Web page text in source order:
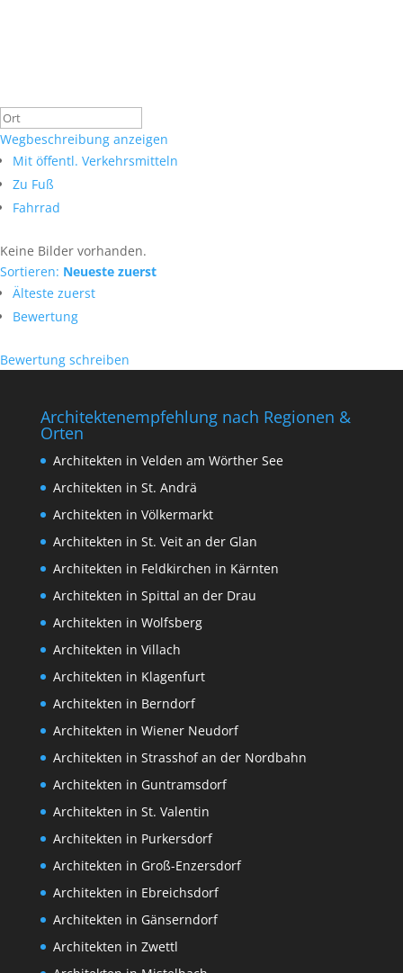
Wegbeschreibung anzeigen
Mit öffentl. Verkehrsmitteln
Zu Fuß
Fahrrad
Keine Bilder vorhanden.
Sortieren: Neueste zuerst
Älteste zuerst
Bewertung
Bewertung schreiben
Architektenempfehlung nach Regionen &
Orten
Architekten in Velden am Wörther See
Architekten in St. Andrä
Architekten in Völkermarkt
Architekten in St. Veit an der Glan
Architekten in Feldkirchen in Kärnten
Architekten in Spittal an der Drau
Architekten in Wolfsberg
Architekten in Villach
Architekten in Klagenfurt
Architekten in Berndorf
Architekten in Wiener Neudorf
Architekten in Strasshof an der Nordbahn
Architekten in Guntramsdorf
Architekten in St. Valentin
Architekten in Purkersdorf
Architekten in Groß-Enzersdorf
Architekten in Ebreichsdorf
Architekten in Gänserndorf
Architekten in Zwettl